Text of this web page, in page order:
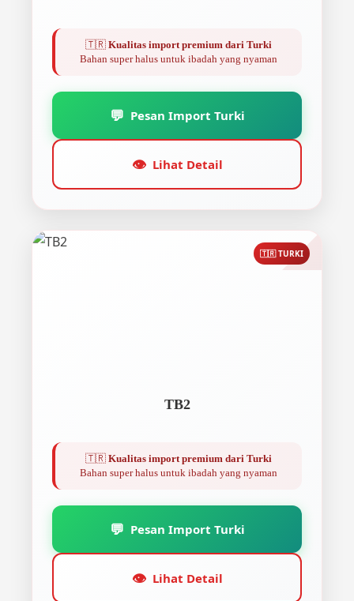
🇹🇷 Kualitas import premium dari Turki
Bahan super halus untuk ibadah yang nyaman
💬 Pesan Import Turki
👁️ Lihat Detail
🇹🇷 TURKI
TB2
🇹🇷 Kualitas import premium dari Turki
Bahan super halus untuk ibadah yang nyaman
💬 Pesan Import Turki
👁️ Lihat Detail